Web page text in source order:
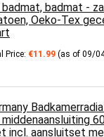
badmat, badmat -
Oeko-Tex
Price: €11.99 (as of 09/
incl. aansluitset